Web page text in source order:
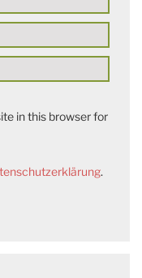
in this browser for
.